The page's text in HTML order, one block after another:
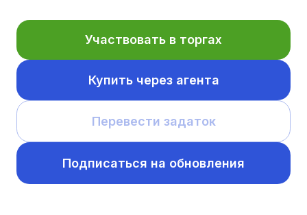
Участвовать в торгах
Купить через агента
Перевести задаток
Подписаться на обновления